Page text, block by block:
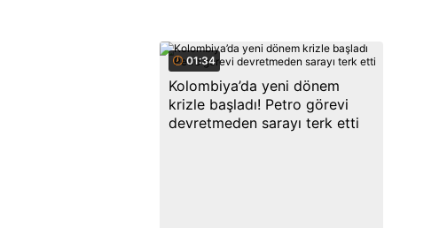
01:34
Kolombiya’da yeni dönem
krizle başladı! Petro görevi
devretmeden sarayı terk etti